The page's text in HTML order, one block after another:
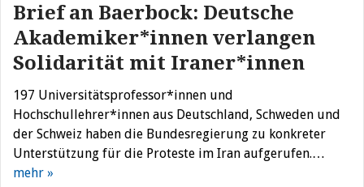
Brief an Baerbock: Deutsche
Akademiker*innen verlangen
Solidarität mit Iraner*innen
197 Universitätsprofessor*innen und
Hochschullehrer*innen aus Deutschland, Schweden und
der Schweiz haben die Bundesregierung zu konkreter
Unterstützung für die Proteste im Iran aufgerufen.…
mehr »